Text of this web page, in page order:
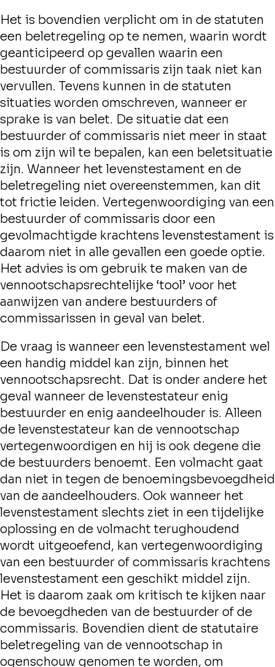
Het is bovendien verplicht om in de statuten
een beletregeling op te nemen, waarin wordt
geanticipeerd op gevallen waarin een
bestuurder of commissaris zijn taak niet kan
vervullen. Tevens kunnen in de statuten
situaties worden omschreven, wanneer er
sprake is van belet. De situatie dat een
bestuurder of commissaris niet meer in staat
is om zijn wil te bepalen, kan een beletsituatie
zijn. Wanneer het levenstestament en de
beletregeling niet overeenstemmen, kan dit
tot frictie leiden. Vertegenwoordiging van een
bestuurder of commissaris door een
gevolmachtigde krachtens levenstestament is
daarom niet in alle gevallen een goede optie.
Het advies is om gebruik te maken van de
vennootschapsrechtelijke ‘tool’ voor het
aanwijzen van andere bestuurders of
commissarissen in geval van belet.
De vraag is wanneer een levenstestament wel
een handig middel kan zijn, binnen het
vennootschapsrecht. Dat is onder andere het
geval wanneer de levenstestateur enig
bestuurder en enig aandeelhouder is. Alleen
de levenstestateur kan de vennootschap
vertegenwoordigen en hij is ook degene die
de bestuurders benoemt. Een volmacht gaat
dan niet in tegen de benoemingsbevoegdheid
van de aandeelhouders. Ook wanneer het
levenstestament slechts ziet in een tijdelijke
oplossing en de volmacht terughoudend
wordt uitgeoefend, kan vertegenwoordiging
van een bestuurder of commissaris krachtens
levenstestament een geschikt middel zijn.
Het is daarom zaak om kritisch te kijken naar
de bevoegdheden van de bestuurder of de
commissaris. Bovendien dient de statutaire
beletregeling van de vennootschap in
ogenschouw genomen te worden, om